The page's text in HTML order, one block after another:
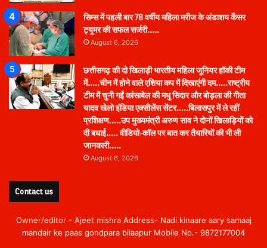
सिम्स में पहली बार 78 वर्षीय महिला मरीज के अंडाशय कैंसर
ट्यूमर की सफल सर्जरी…..
August 6, 2026
छत्तीसगढ़ की दो खिलाड़ी भारतीय महिला जूनियर हॉकी टीम
में…..चीन में होने वाले एशिया कप में दिखाएंगी दम…..राष्ट्रीय
टीम में चुनी गईं कांसाबेल की मधु सिदार और बोड़ला की गीता
यादव खेलो इंडिया एक्सीलेंस सेंटर…..बिलासपुर में ले रहीं
प्रशिक्षण…..उप मुख्यमंत्री अरुण साव ने दोनों खिलाड़ियों को
दी बधाई….. वीडियो-कॉल पर बात कर तैयारियों की भी ली
जानकारी…..
August 6, 2026
Contact us
Owner/editor - Ajeet mishra Address- Nadi kinaare aary samaaj
mandair ke paas gondpara bilaapur Mobile No.- 9872177004